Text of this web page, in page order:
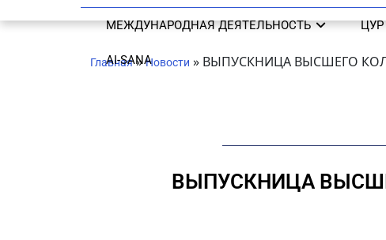
МЕЖДУНАРОДНАЯ ДЕЯТЕЛЬНОСТЬ ЦУР
AI-SANA
Главная»Новости » ВЫПУСКНИЦА ВЫСШЕГО
ВЫПУСКНИЦА